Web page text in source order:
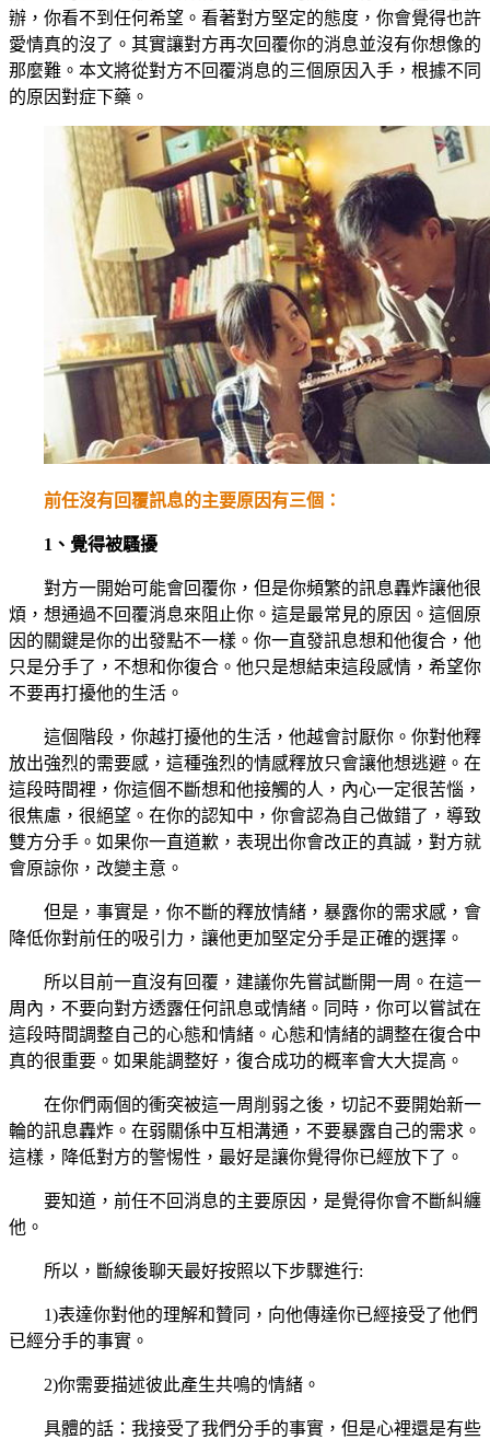
辦，你看不到任何希望。看著對方堅定的態度，你會覺得也許
愛情真的沒了。其實讓對方再次回覆你的消息並沒有你想像的
那麼難。本文將從對方不回覆消息的三個原因入手，根據不同
的原因對症下藥。
前任沒有回覆訊息的主要原因有三個：
1、覺得被騷擾
對方一開始可能會回覆你，但是你頻繁的訊息轟炸讓他很
煩，想通過不回覆消息來阻止你。這是最常見的原因。這個原
因的關鍵是你的出發點不一樣。你一直發訊息想和他復合，他
只是分手了，不想和你復合。他只是想結束這段感情，希望你
不要再打擾他的生活。
這個階段，你越打擾他的生活，他越會討厭你。你對他釋
放出強烈的需要感，這種強烈的情感釋放只會讓他想逃避。在
這段時間裡，你這個不斷想和他接觸的人，內心一定很苦惱，
很焦慮，很絕望。在你的認知中，你會認為自己做錯了，導致
雙方分手。如果你一直道歉，表現出你會改正的真誠，對方就
會原諒你，改變主意。
但是，事實是，你不斷的釋放情緒，暴露你的需求感，會
降低你對前任的吸引力，讓他更加堅定分手是正確的選擇。
所以目前一直沒有回覆，建議你先嘗試斷開一周。在這一
周內，不要向對方透露任何訊息或情緒。同時，你可以嘗試在
這段時間調整自己的心態和情緒。心態和情緒的調整在復合中
真的很重要。如果能調整好，復合成功的概率會大大提高。
在你們兩個的衝突被這一周削弱之後，切記不要開始新一
輪的訊息轟炸。在弱關係中互相溝通，不要暴露自己的需求。
這樣，降低對方的警惕性，最好是讓你覺得你已經放下了。
要知道，前任不回消息的主要原因，是覺得你會不斷糾纏
他。
所以，斷線後聊天最好按照以下步驟進行:
1)表達你對他的理解和贊同，向他傳達你已經接受了他們
已經分手的事實。
2)你需要描述彼此產生共鳴的情緒。
具體的話：我接受了我們分手的事實，但是心裡還是有些